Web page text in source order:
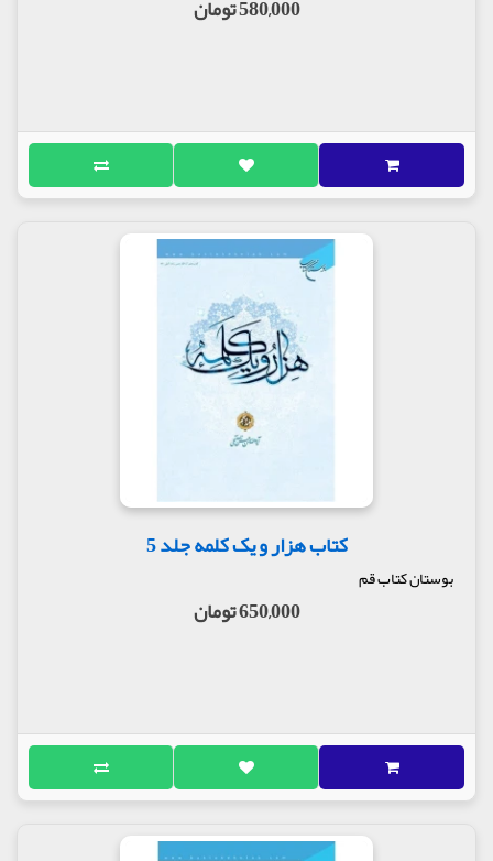
580,000 تومان
کتاب هزار و یک کلمه جلد 5
بوستان کتاب قم
650,000 تومان